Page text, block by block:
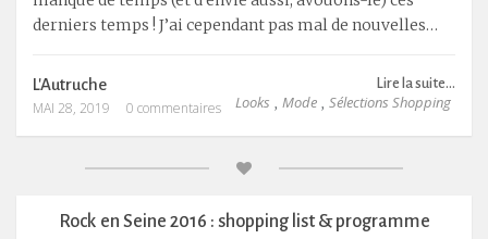
derniers temps ! J’ai cependant pas mal de nouvelles…
Lire la suite...
Looks Mode Sélections Shopping
L'Autruche
MAI 28, 2019
0 commentaires
Rock en Seine 2016 : shopping list & programme